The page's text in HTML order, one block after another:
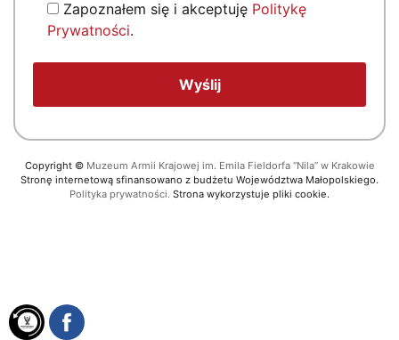
Zapoznałem się i akceptuję Politykę
Prywatności.
Copyright © Muzeum Armii Krajowej im. Emila Fieldorfa “Nila” w Krakowie
Stronę internetową sfinansowano z budżetu Województwa Małopolskiego.
Polityka prywatności. Strona wykorzystuje pliki cookie.